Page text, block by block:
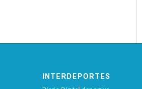
INTERDEPORTES